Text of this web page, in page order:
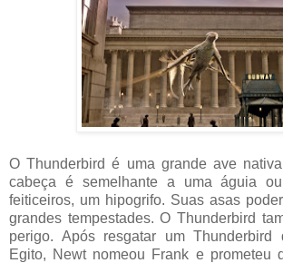
O Thunderbird é uma grande ave
cabeça é semelhante a uma águia
feiticeiros, um hipogrifo. Suas asas
grandes tempestades. O Thunderbird
perigo. Após resgatar um Thunderbird
Egito, Newt nomeou Frank e prometeu